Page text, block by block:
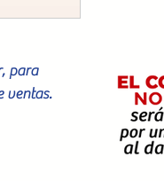
para
ventas.